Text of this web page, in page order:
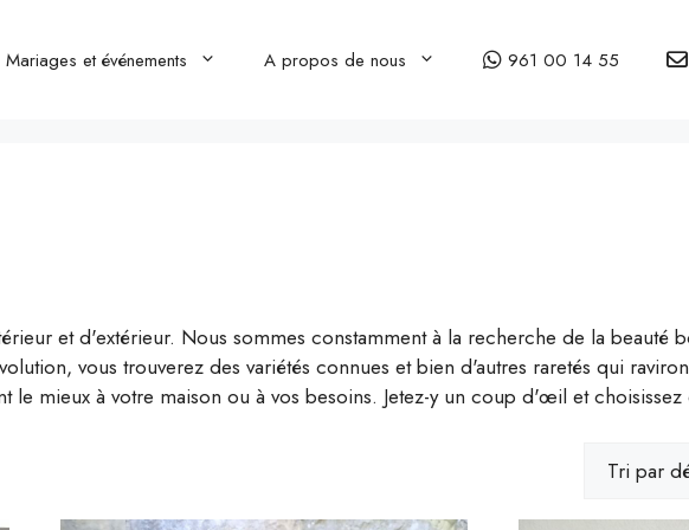
Mariages et événements A propos de nous 961 00 14 55
et d'extérieur. Nous sommes constamment à la recherche de la beauté
vous trouverez des variétés connues et bien d'autres raretés qui
le mieux à votre maison ou à vos besoins. Jetez-y un coup d'œil et